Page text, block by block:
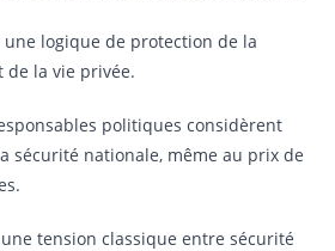
une logique de protection de la
de la vie privée.
politiques considèrent
sécurité nationale, même au prix de
tension classique entre sécurité